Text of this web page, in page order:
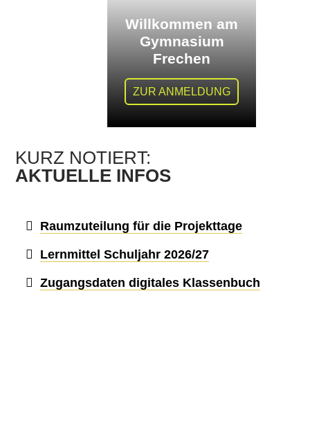
Willkommen am
Gymnasium
Frechen
ZUR ANMELDUNG
KURZ NOTIERT:
AKTUELLE INFOS
Raumzuteilung für die Projekttage
Lernmittel Schuljahr 2026/27
Zugangsdaten digitales Klassenbuch